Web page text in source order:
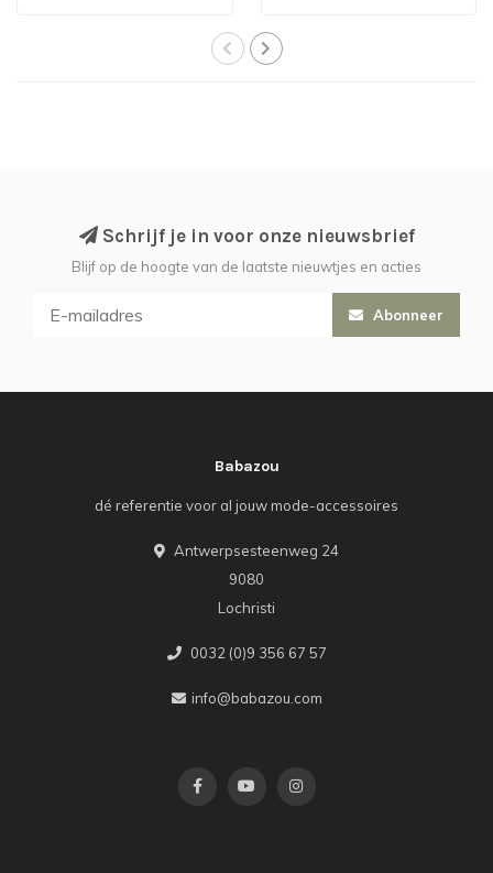
Schrijf je in voor onze nieuwsbrief
Blijf op de hoogte van de laatste nieuwtjes en acties
Abonneer
Babazou
dé referentie voor al jouw mode-accessoires
Antwerpsesteenweg 24
9080
Lochristi
0032 (0)9 356 67 57
info@babazou.com